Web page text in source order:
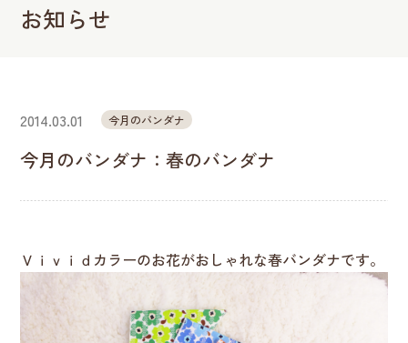
お知らせ
2014.03.01 今月のバンダナ
今月のバンダナ：春のバンダナ
Ｖｉｖｉｄカラーのお花がおしゃれな春バンダナです。